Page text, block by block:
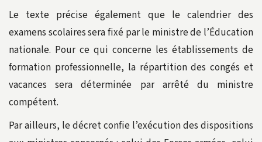
Le texte précise également que le calendrier des
examens scolaires sera fixé par le ministre de l’Éducation
nationale. Pour ce qui concerne les établissements de
formation professionnelle, la répartition des congés et
vacances sera déterminée par arrêté du ministre
compétent.
Par ailleurs, le décret confie l’exécution des dispositions